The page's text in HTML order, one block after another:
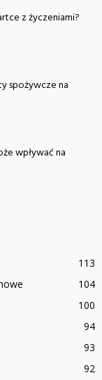
z życzeniami?
spożywcze na
wpływać na
113
104
100
94
93
92